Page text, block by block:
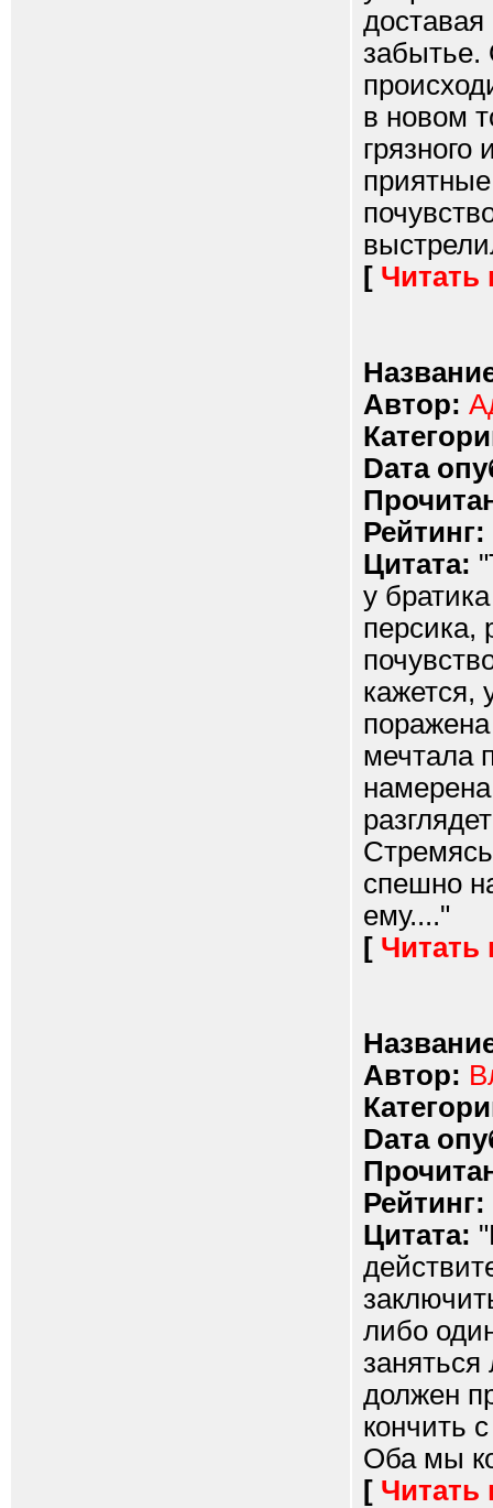
забытье.
в новом
грязного
[ Читать
Автор:
Dата
Рейтинг:
Цитата:
у
персика,
кажется,
мечтала
спешно
ему...."
[ Читать
Автор:
Dата
Рейтинг:
Цитата:
либо
должен
кончить
Оба мы
[ Читать